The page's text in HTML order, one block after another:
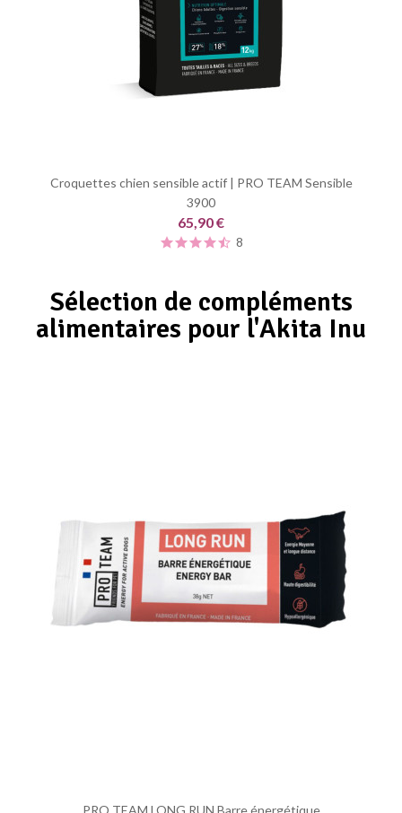
Croquettes chien sensible actif | PRO TEAM Sensible
3900
65,90 €
8
Sélection de compléments
alimentaires pour l'Akita Inu
PRO TEAM LONG RUN Barre énergétique